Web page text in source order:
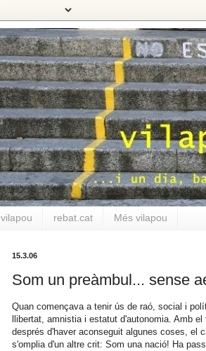
vilapou rebat.cat Més vilapou
15.3.06
Som un preàmbul... sense
Quan començava a tenir ús de raó, social i
llibertat, amnistia i estatut d'autonomia. Amb el
després d'haver aconseguit algunes coses, el
s'omplia d'un altre crit: Som una nació! Ha